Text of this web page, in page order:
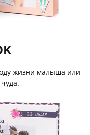
жизни малыша или